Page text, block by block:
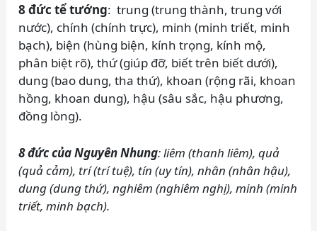
8 đức tể tướng: trung (trung thành, trung với
nước), chính (chính trực), minh (minh triết, minh
bạch), biện (hùng biện, kính trọng, kính mộ,
phân biệt rõ), thứ (giúp đỡ, biết trên biết dưới),
dung (bao dung, tha thứ), khoan (rộng rãi, khoan
hồng, khoan dung), hậu (sâu sắc, hậu phương,
đồng lòng).
8 đức của Nguyên Nhung: liêm (thanh liêm), quả
(quả cảm), trí (trí tuệ), tín (uy tín), nhân (nhân hậu),
dung (dung thứ), nghiêm (nghiêm nghị), minh (minh
triết, minh bạch).